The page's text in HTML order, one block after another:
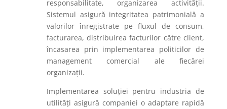
responsabilitate, organizarea activității.
Sistemul asigură integritatea patrimonială a
valorilor înregistrate pe fluxul de consum,
facturarea, distribuirea facturilor către client,
încasarea prin implementarea politicilor de
management comercial ale fiecărei
organizații.
Implementarea soluției pentru industria de
utilități asigură companiei o adaptare rapidă